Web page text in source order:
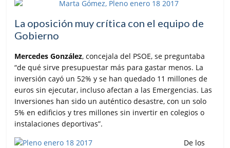
La oposición muy crítica con el equipo de
Gobierno
Mercedes González, concejala del PSOE, se preguntaba
“de qué sirve presupuestar más para gastar menos. La
inversión cayó un 52% y se han quedado 11 millones de
euros sin ejecutar, incluso afectan a las Emergencias. Las
Inversiones han sido un auténtico desastre, con un solo
5% en edificios y tres millones sin invertir en colegios o
instalaciones deportivas”.
De los